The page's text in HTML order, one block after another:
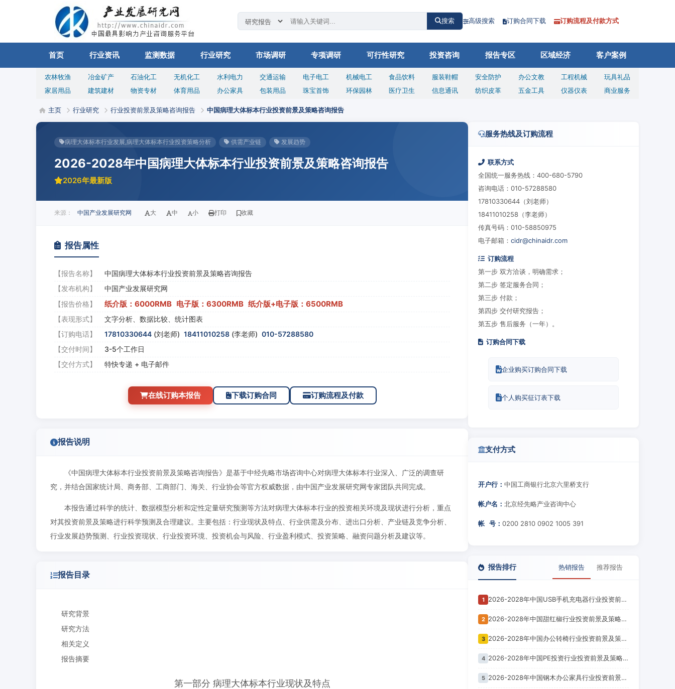
搜索 高级搜索 订购合同下载 订购流程及付款方式
首页 行业资讯 监测数据 行业研究 市场调研 专项调研 可行性研究 投资咨询 报告专区 区域经济 客户案例
农林牧渔 冶金矿产 石油化工 无机化工 水利电力 交通运输 电子电工 机械电工 食品饮料 服装鞋帽 安全防护 办公文教 工程机械
玩具礼品
家居用品
建筑建材 物资专材 体育用品 办公家具 包装用品 珠宝首饰 环保园林 医疗卫生 信息通讯 纺织皮革 五金工具 仪器仪表 商业服务
主页 行业研究 行业投资前景及策略咨询报告 中国病理大体标本行业投资前景及策略咨询报告
病理大体标本行业发展,病理大体标本行业投资策略分析 供需产业链 发展趋势
2026-2028年中国病理大体标本行业投资前景及策略咨询报告
2026年最新版
来源： 中国产业发展研究网 大 中 小 打印 收藏
报告属性
【报告名称】
中国病理大体标本行业投资前景及策略咨询报告
【发布机构】
中国产业发展研究网
【报告价格】
纸介版：6000RMB 电子版：6300RMB 纸介版+电子版：6500RMB
【表现形式】
文字分析、数据比较、统计图表
【订购电话】
17810330644 (刘老师) 18411010258 (李老师) 010-57288580
【交付时间】
3-5个工作日
【交付方式】
特快专递 + 电子邮件
在线订购本报告 下载订购合同 订购流程及付款
报告说明
《中国病理大体标本行业投资前景及策略咨询报告》是基于中经先略市场咨询中心对病理大体标本行业深入、广泛的调查研
究，并结合国家统计局、商务部、工商部门、海关、行业协会等官方权威数据，由中国产业发展研究网专家团队共同完成。
本报告通过科学的统计、数据模型分析和定性定量研究预测等方法对病理大体标本行业的投资相关环境及现状进行分析，重点
对其投资前景及策略进行科学预测及合理建议。主要包括：行业现状及特点、行业供需及分布、进出口分析、产业链及竞争分析、
行业发展趋势预测、行业投资现状、行业投资环境、投资机会与风险、行业盈利模式、投资策略、融资问题分析及建议等。
报告目录
研究背景
研究方法
相关定义
报告摘要
第一部分 病理大体标本行业现状及特点
服务热线及订购流程
联系方式
全国统一服务热线：400-680-5790
咨询电话：010-57288580
17810330644（刘老师）
18411010258（李老师）
传真号码：010-58850975
电子邮箱： cidr@chinaidr.com
订购流程
第一步 双方洽谈，明确需求；
第二步 签定服务合同；
第三步 付款；
第四步 交付研究报告；
第五步 售后服务（一年）。
订购合同下载
企业购买订购合同下载
个人购买征订表下载
支付方式
开户行： 中国工商银行北京六里桥支行
帐户名： 北京经先略产业咨询中心
帐 号： 0200 2810 0902 1005 391
报告排行 热销报告 推荐报告
1 2026-2028年中国USB手机充电器行业投资前景及策略咨询报告
2 2026-2028年中国甜红椒行业投资前景及策略咨询报告
3 2026-2028年中国办公转椅行业投资前景及策略咨询报告
4 2026-2028年中国PE投资行业投资前景及策略咨询报告
5 2026-2028年中国钢木办公家具行业投资前景及策略咨询报告